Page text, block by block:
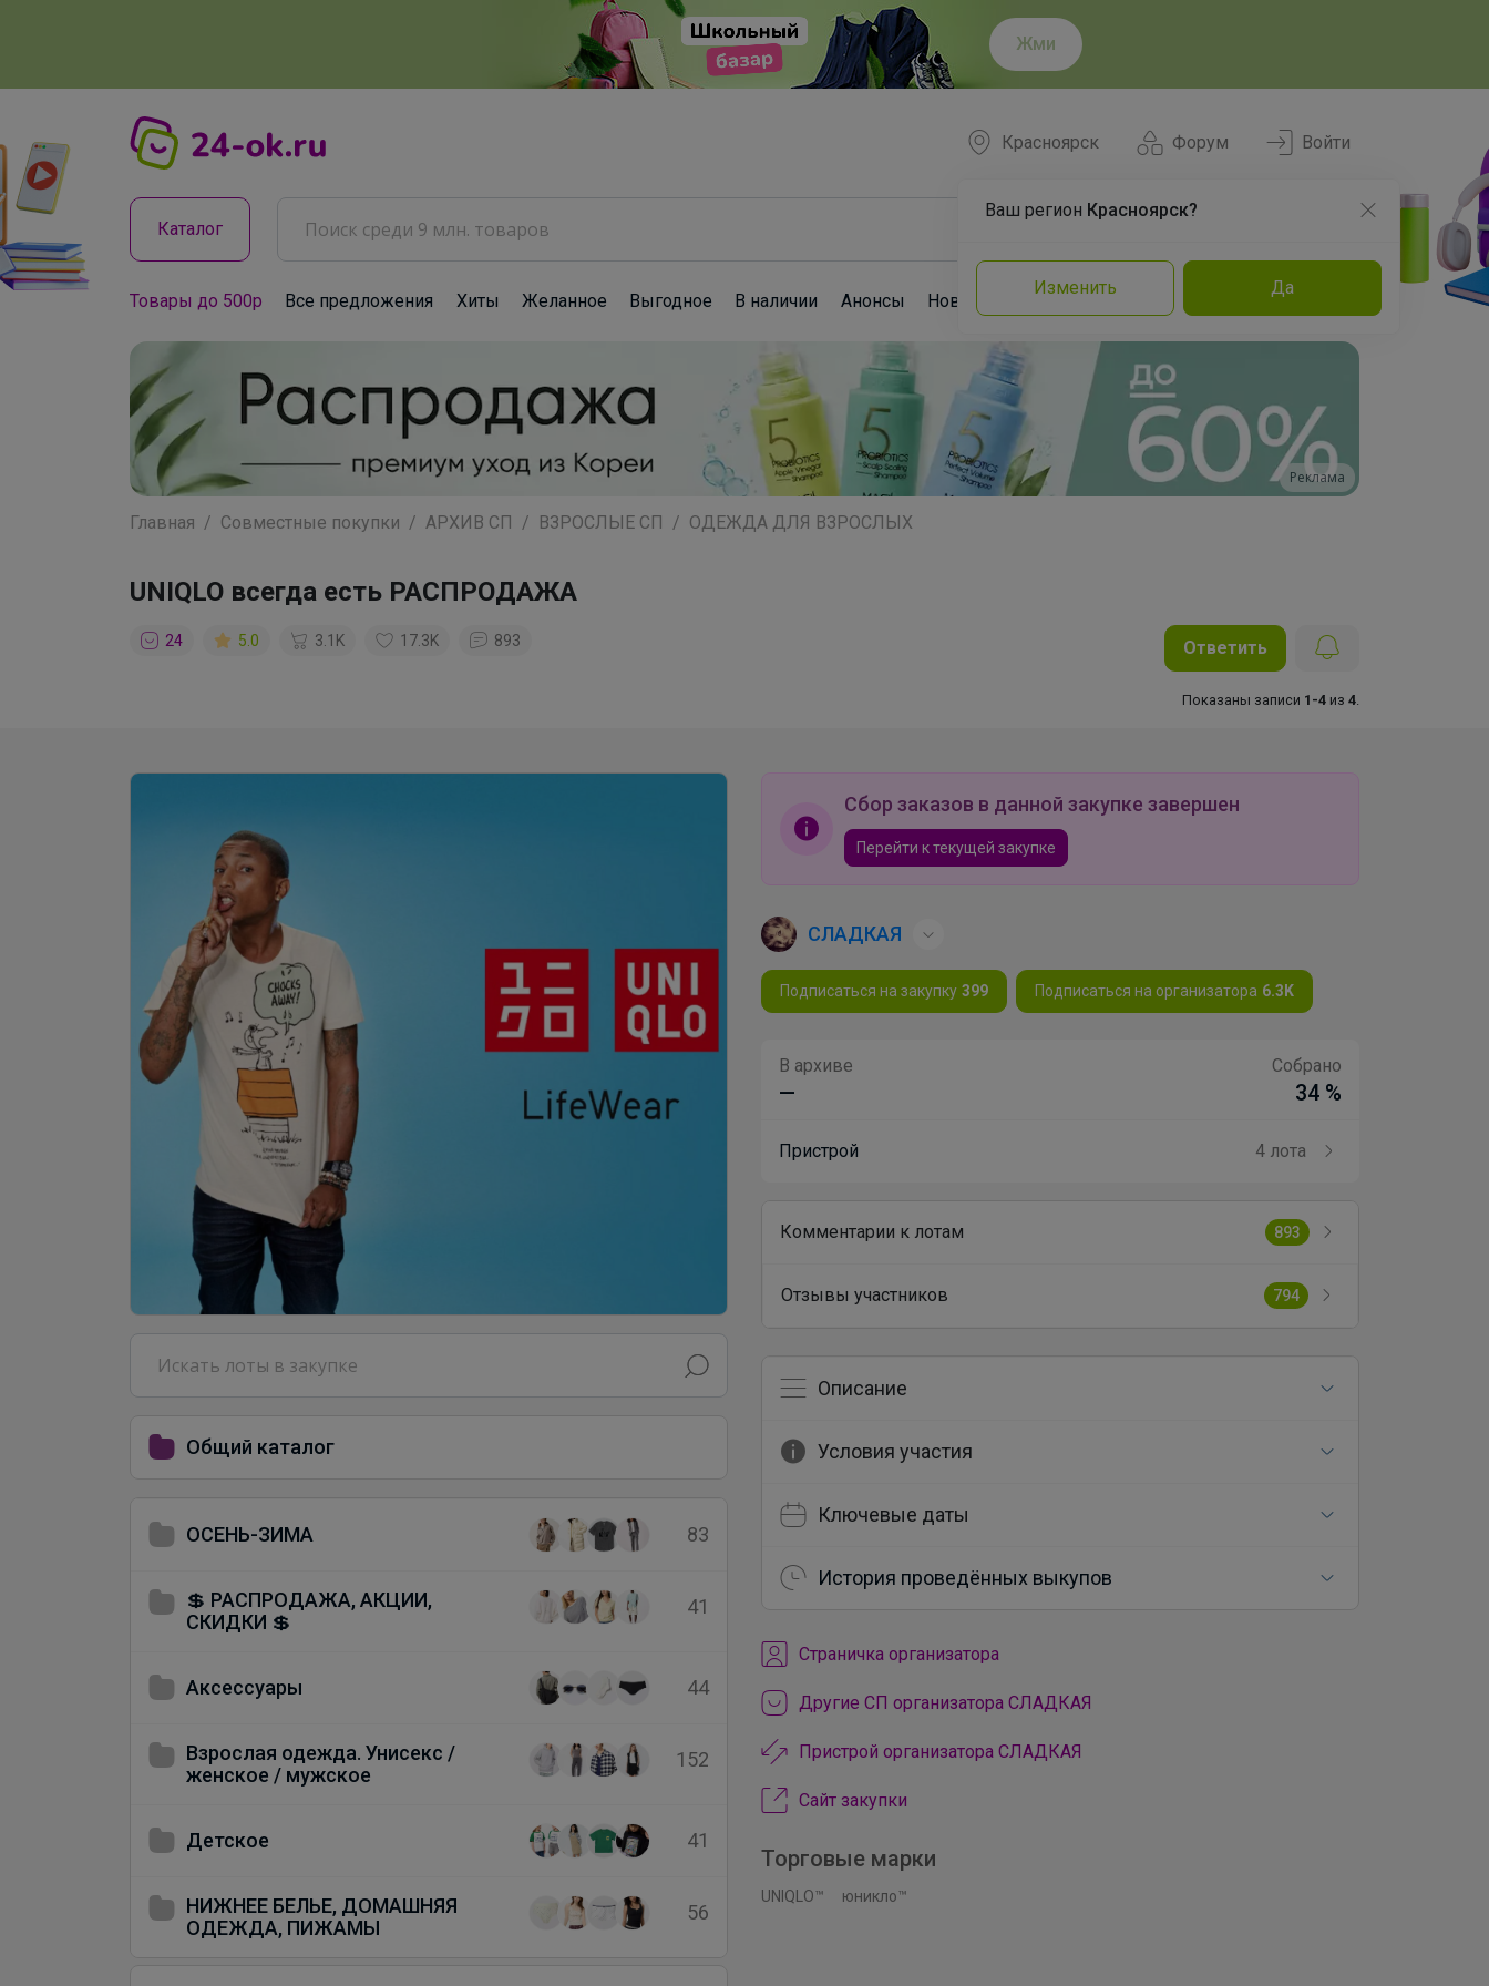
Жми
Форум
Красноярск
Ваш регион Красноярск?
Изменить Да
Войти
Каталог
Товары до 500р Все предложения Хиты Желанное Выгодное В наличии Анонсы Новости Команда Эксперты
Реклама
Главная Совместные покупки АРХИВ СП ВЗРОСЛЫЕ СП ОДЕЖДА ДЛЯ ВЗРОСЛЫХ
UNIQLO всегда есть РАСПРОДАЖА
24 5.0 3.1K 17.3K 893 Ответить
Показаны записи 1-4 из 4
Общий каталог
ОСЕНЬ-ЗИМА 83
💲 РАСПРОДАЖА, АКЦИИ,
СКИДКИ 💲
41
Аксессуары 44
Взрослая одежда. Унисекс /
женское / мужское
152
Детское 41
НИЖНЕЕ БЕЛЬЕ, ДОМАШНЯЯ
ОДЕЖДА, ПИЖАМЫ
56
Сбор заказов в данной закупке завершен
Перейти к текущей закупке
СЛАДКАЯ
Подписаться на закупку 399 Подписаться на организатора 6.3K
В архиве
—
Собрано
34 %
Пристрой 4 лота
Комментарии к лотам 893
Отзывы участников 794
Описание
Условия участия
Ключевые даты
История проведённых выкупов
Cтраничка организатора
Другие СП организатора СЛАДКАЯ
Пристрой организатора СЛАДКАЯ
Сайт закупки
Торговые марки
UNIQLO™ юникло™